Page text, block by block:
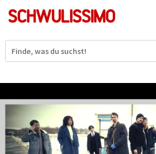
zum
Inhalt
Suche